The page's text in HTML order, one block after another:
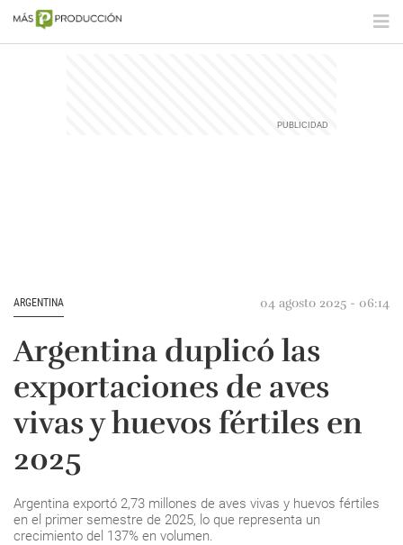
ARGENTINA 04 agosto 2025 - 06:14
Argentina duplicó las
exportaciones de aves
vivas y huevos fértiles en
2025
Argentina exportó 2,73 millones de aves vivas y huevos fértiles
en el primer semestre de 2025, lo que representa un
crecimiento del 137% en volumen.